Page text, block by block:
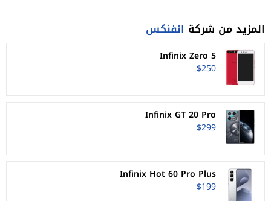
المزيد من شركة انفنكس
Infinix Zero 5
$250
Infinix GT 20 Pro
$299
Infinix Hot 60 Pro Plus
$199